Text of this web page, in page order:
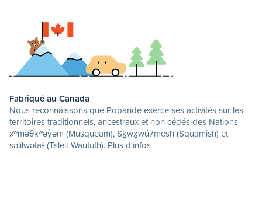
Fabriqué au Canada
Nous reconnaissons que Poparide exerce ses activités sur les
territoires traditionnels, ancestraux et non cédés des Nations
xʷməθkʷəy̓əm (Musqueam), Sḵwx̱wú7mesh (Squamish) et
səlilwətaɬ (Tsleil-Waututh). Plus d'infos